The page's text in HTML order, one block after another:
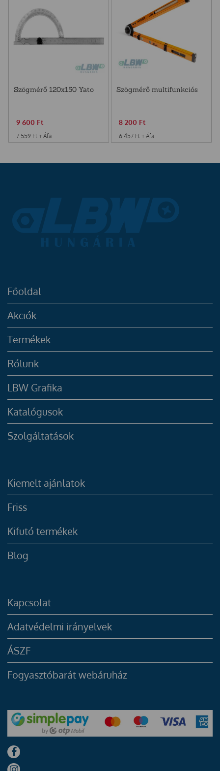
Szögmérő 120x150 Yato
9 600 Ft
7 559 Ft + Áfa
Szögmérő multifunkciós
8 200 Ft
6 457 Ft + Áfa
Főoldal
Akciók
Termékek
Rólunk
LBW Grafika
Katalógusok
Szolgáltatások
Kiemelt ajánlatok
Friss
Kifutó termékek
Blog
Kapcsolat
Adatvédelmi irányelvek
ÁSZF
Fogyasztóbarát webáruház